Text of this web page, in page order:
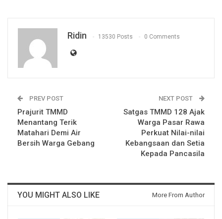
Ridin 13530 Posts 0 Comments
PREV POST
Prajurit TMMD
Menantang Terik
Matahari Demi Air
Bersih Warga Gebang
NEXT POST
Satgas TMMD 128 Ajak
Warga Pasar Rawa
Perkuat Nilai-nilai
Kebangsaan dan Setia
Kepada Pancasila
YOU MIGHT ALSO LIKE More From Author